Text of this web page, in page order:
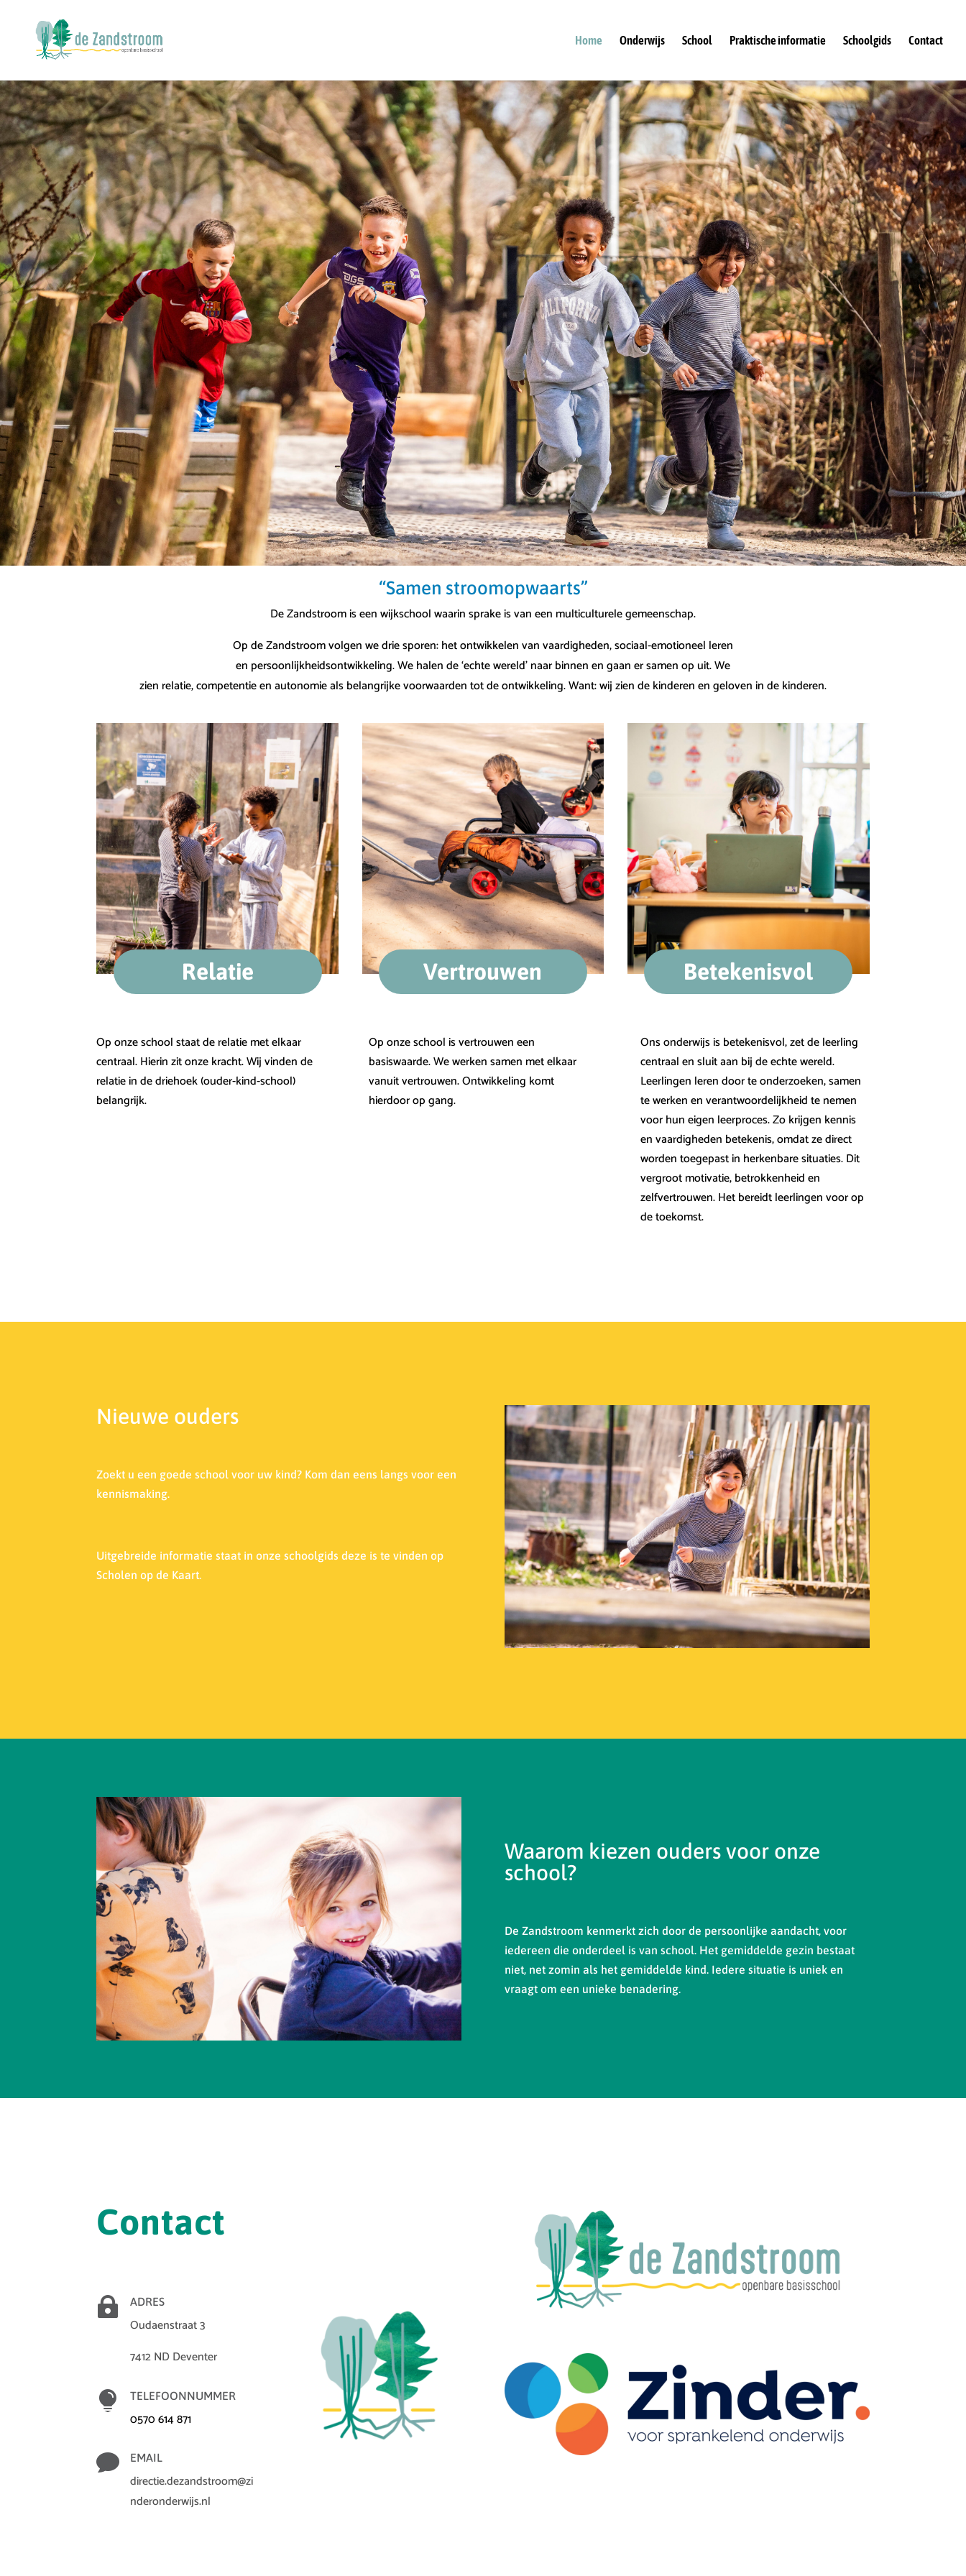
Home Onderwijs School Praktische informatie Schoolgids Contact
“Samen stroomopwaarts”
De Zandstroom is een wijkschool waarin sprake is van een multiculturele gemeenschap.
Op de Zandstroom volgen we drie sporen: het ontwikkelen van vaardigheden, sociaal-emotioneel leren
en persoonlijkheidsontwikkeling. We halen de ‘echte wereld’ naar binnen en gaan er samen op uit. We
zien relatie, competentie en autonomie als belangrijke voorwaarden tot de ontwikkeling. Want: wij zien de kinderen en geloven in de kinderen.
Relatie Vertrouwen Betekenisvol
Op onze school staat de relatie met elkaar
centraal. Hierin zit onze kracht. Wij vinden de
relatie in de driehoek (ouder-kind-school)
belangrijk.
Op onze school is vertrouwen een
basiswaarde. We werken samen met elkaar
vanuit vertrouwen. Ontwikkeling komt
hierdoor op gang.
Ons onderwijs is betekenisvol, zet de leerling
centraal en sluit aan bij de echte wereld.
Leerlingen leren door te onderzoeken, samen
te werken en verantwoordelijkheid te nemen
voor hun eigen leerproces. Zo krijgen kennis
en vaardigheden betekenis, omdat ze direct
worden toegepast in herkenbare situaties. Dit
vergroot motivatie, betrokkenheid en
zelfvertrouwen. Het bereidt leerlingen voor op
de toekomst.
Nieuwe ouders
Zoekt u een goede school voor uw kind? Kom dan eens langs voor een
kennismaking.
Uitgebreide informatie staat in onze schoolgids deze is te vinden op
Scholen op de Kaart.
Waarom kiezen ouders voor onze
school?
De Zandstroom kenmerkt zich door de persoonlijke aandacht, voor
iedereen die onderdeel is van school. Het gemiddelde gezin bestaat
niet, net zomin als het gemiddelde kind. Iedere situatie is uniek en
vraagt om een unieke benadering.
Contact
 ADRES
Oudaenstraat 3
7412 ND Deventer
 TELEFOONNUMMER
0570 614 871
 EMAIL
directie.dezandstroom@zi
nderonderwijs.nl